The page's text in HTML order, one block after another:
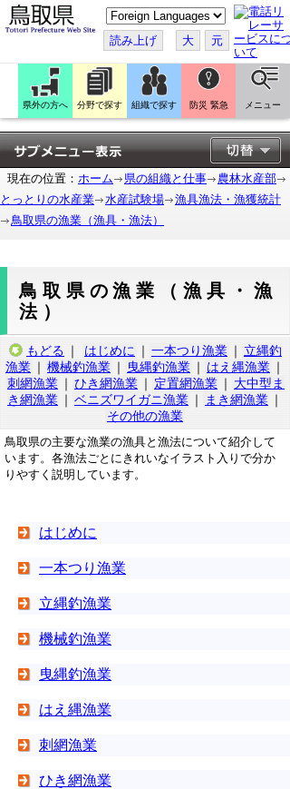
こ
の
ペ
ー
ジ
翻
訳
す
る
読み上げ 大 元
県外の方へ 分野で探す 組織で探す 防災 緊急 メニュー
現在の位置： ホーム 県の組織と仕事
農林水産部
とっとりの水産業
水産試験場
漁具漁法・漁獲統計
鳥取県の漁業（漁具・漁法）
鳥取県の漁業（漁具・漁
法）
もどる ｜ はじめに ｜ 一本つり漁業 ｜ 立縄釣
漁業 ｜ 機械釣漁業 ｜ 曳縄釣漁業 ｜ はえ縄漁業 ｜
刺網漁業 ｜ ひき網漁業 ｜ 定置網漁業 ｜ 大中型ま
き網漁業 ｜ ベニズワイガニ漁業 ｜ まき網漁業 ｜
その他の漁業
鳥取県の主要な漁業の漁具と漁法について紹介して
います。各漁法ごとにきれいなイラスト入りで分か
りやすく説明しています。
はじめに
一本つり漁業
立縄釣漁業
機械釣漁業
曳縄釣漁業
はえ縄漁業
刺網漁業
ひき網漁業